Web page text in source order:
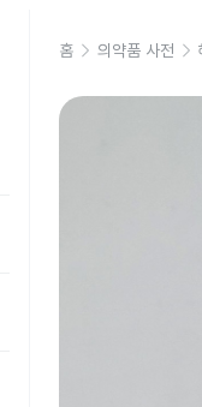
홈 의약품 사전